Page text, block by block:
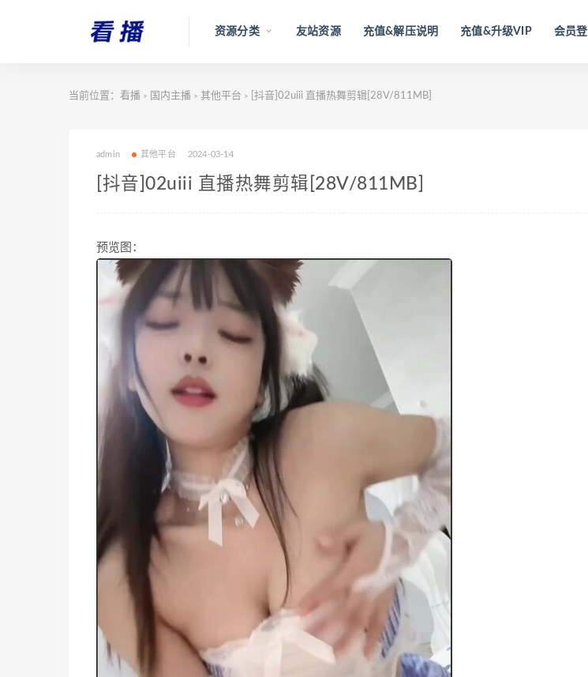
资源分类 友站资源 充值&解压说明 充值&升级VIP 会员
当前位置： 看播 > 国内主播 > 其他平台 > [抖音]02uiii 直播热舞剪辑[28V/811MB]
admin 其他平台 2024-03-14
[抖音]02uiii 直播热舞剪辑[28V/811MB]
预览图：